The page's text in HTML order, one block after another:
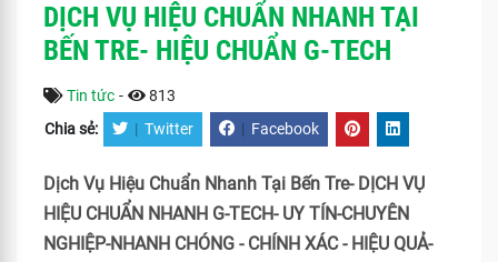
DỊCH VỤ HIỆU CHUẨN NHANH TẠI
BẾN TRE- HIỆU CHUẨN G-TECH
Tin tức - 813
Chia sẻ: | Twitter | Facebook
Dịch Vụ Hiệu Chuẩn Nhanh Tại Bến Tre- DỊCH VỤ
HIỆU CHUẨN NHANH G-TECH- UY TÍN-CHUYÊN
NGHIỆP-NHANH CHÓNG - CHÍNH XÁC - HIỆU QUẢ-